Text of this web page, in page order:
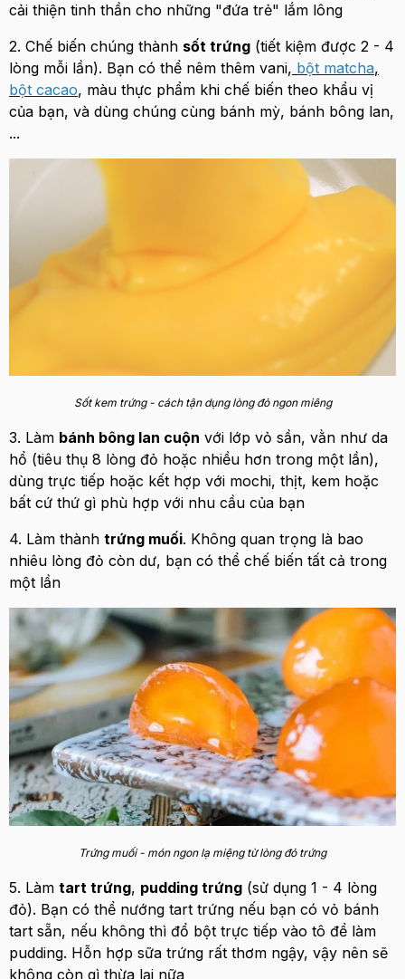
cải thiện tinh thần cho những "đứa trẻ" lắm lông
2. Chế biến chúng thành sốt trứng (tiết kiệm được 2 - 4
lòng mỗi lần). Bạn có thể nêm thêm vani, bột matcha,
bột cacao, màu thực phẩm khi chế biến theo khẩu vị
của bạn, và dùng chúng cùng bánh mỳ, bánh bông lan,
...
Sốt kem trứng - cách tận dụng lòng đỏ ngon miêng
3. Làm bánh bông lan cuộn với lớp vỏ sần, vằn như da
hổ (tiêu thụ 8 lòng đỏ hoặc nhiều hơn trong một lần),
dùng trực tiếp hoặc kết hợp với mochi, thịt, kem hoặc
bất cứ thứ gì phù hợp với nhu cầu của bạn
4. Làm thành trứng muối. Không quan trọng là bao
nhiêu lòng đỏ còn dư, bạn có thể chế biến tất cả trong
một lần
Trứng muối - món ngon lạ miệng từ lòng đỏ trứng
5. Làm tart trứng, pudding trứng (sử dụng 1 - 4 lòng
đỏ). Bạn có thể nướng tart trứng nếu bạn có vỏ bánh
tart sẵn, nếu không thì đổ bột trực tiếp vào tô để làm
pudding. Hỗn hợp sữa trứng rất thơm ngậy, vậy nên sẽ
không còn gì thừa lại nữa